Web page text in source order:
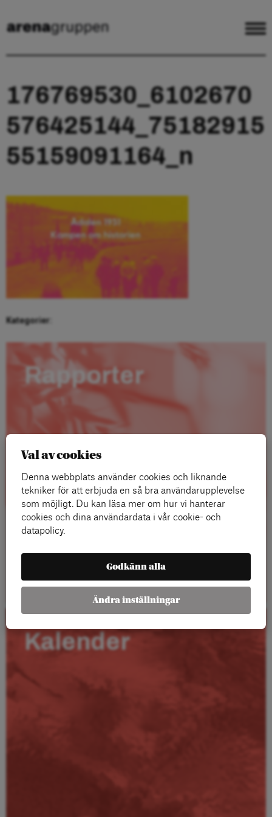
176769530_6102670
576425144_75182915
55159091164_n
Kategorier:
Rapporter
Kalender
Val av cookies
Denna webbplats använder cookies och liknande
tekniker för att erbjuda en så bra användarupplevelse
som möjligt. Du kan läsa mer om hur vi hanterar
cookies och dina användardata i vår cookie- och
datapolicy.
Godkänn alla
Ändra inställningar